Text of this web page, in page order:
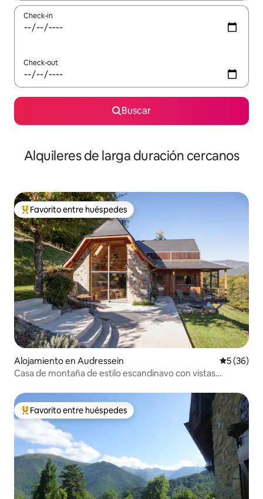
Check-in
Check-out
Buscar
Alquileres de larga duración cercanos
Favorito entre los huéspedes más destacados
Favorito entre huéspedes
Alojamiento en Audressein
5 (36)
Casa de montaña de estilo escandinavo con vistas
Favorito entre los huéspedes más destacados
Favorito entre huéspedes